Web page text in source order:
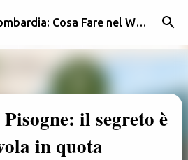
contenuti principali Eventi e Sagre Lombardia: Cosa Fare nel Weekend | Weekendidea
il segreto è
in quota